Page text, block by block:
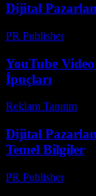
Dijital
PR Publisher-
YouTube
İpuçları
Reklam Tanıtım
Dijital
Temel Bilgiler
PR Publisher-